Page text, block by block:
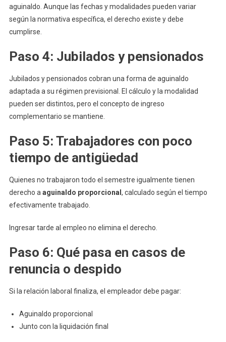
aguinaldo. Aunque las fechas y modalidades pueden variar
según la normativa específica, el derecho existe y debe
cumplirse.
Paso 4: Jubilados y pensionados
Jubilados y pensionados cobran una forma de aguinaldo
adaptada a su régimen previsional. El cálculo y la modalidad
pueden ser distintos, pero el concepto de ingreso
complementario se mantiene.
Paso 5: Trabajadores con poco
tiempo de antigüedad
Quienes no trabajaron todo el semestre igualmente tienen
derecho a aguinaldo proporcional , calculado según el tiempo
efectivamente trabajado.
Ingresar tarde al empleo no elimina el derecho.
Paso 6: Qué pasa en casos de
renuncia o despido
Si la relación laboral finaliza, el empleador debe pagar:
Aguinaldo proporcional
Junto con la liquidación final